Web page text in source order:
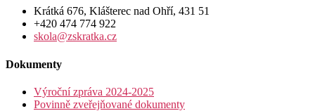
Krátká 676, Klášterec nad Ohří, 431 51
+420 474 774 922
skola@zskratka.cz
Dokumenty
Výroční zpráva 2024-2025
Povinně zveřejňované dokumenty